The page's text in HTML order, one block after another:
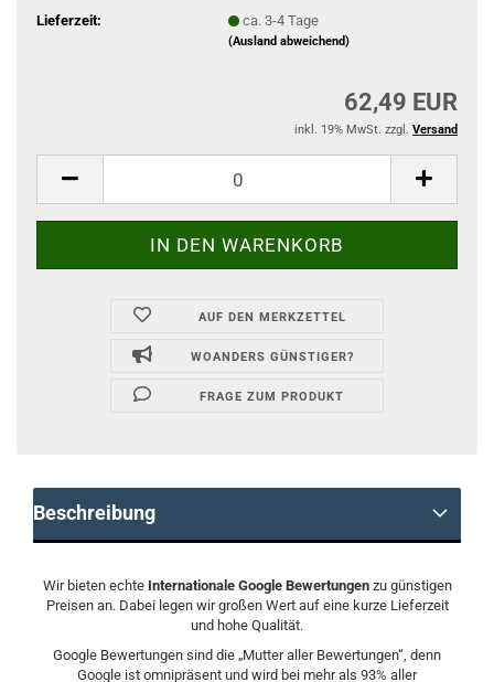
Lieferzeit:
ca. 3-4 Tage
(Ausland abweichend)
62,49 EUR
inkl. 19% MwSt. zzgl. Versand
AUF DEN MERKZETTEL
WOANDERS GÜNSTIGER?
FRAGE ZUM PRODUKT
Beschreibung
Wir bieten echte Internationale Google Bewertungenzu günstigen
Preisen an. Dabei legen wir großen Wert auf eine kurze Lieferzeit
und hohe Qualität.
Google Bewertungen sind die „Mutter aller Bewertungen“, denn
Google ist omnipräsent und wird bei mehr als 93% aller